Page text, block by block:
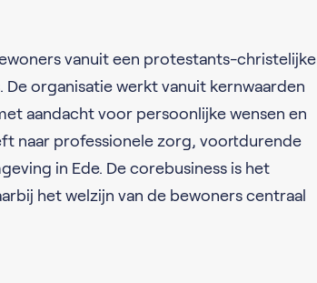
vanuit een protestants-christelijke
organisatie werkt vanuit kernwaarden
aandacht voor persoonlijke wensen en
naar professionele zorg, voortdurende
in Ede. De corebusiness is het
het welzijn van de bewoners centraal